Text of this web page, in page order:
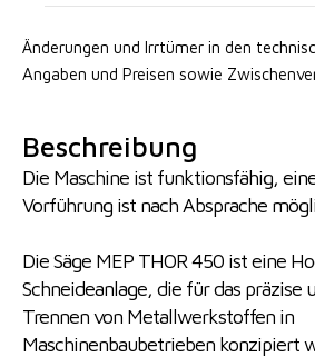
Änderungen und Irrtümer in den
Angaben und Preisen sowie
Beschreibung
Die Maschine ist funktionsfähig,
Vorführung ist nach Absprache
Die Säge MEP THOR 450 ist eine
Schneideanlage, die für das präzise
Trennen von Metallwerkstoffen in
Maschinenbaubetrieben konzipiert